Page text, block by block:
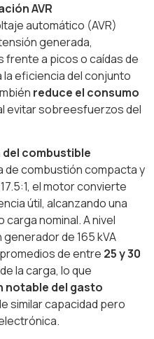
AVR
automático (AVR)
generada,
a picos o caídas de
la eficiencia del conjunto
reduce el consumo
evitar sobreesfuerzos del
combustible
de combustión compacta y
el motor convierte
útil, alcanzando una
nominal. A nivel
de 165 kVA
de entre 25 y 30
la carga, lo que
notable del gasto
similar capacidad pero